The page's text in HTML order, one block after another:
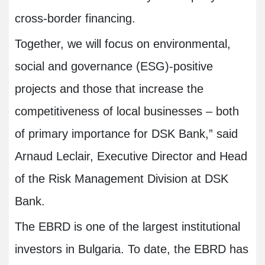
cross-border financing.
Together, we will focus on environmental,
social and governance (ESG)-positive
projects and those that increase the
competitiveness of local businesses – both
of primary importance for DSK Bank,” said
Arnaud Leclair, Executive Director and Head
of the Risk Management Division at DSK
Bank.
The EBRD is one of the largest institutional
investors in Bulgaria. To date, the EBRD has